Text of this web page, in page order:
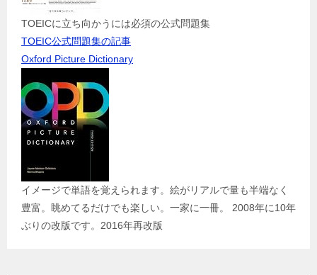
TOEICに立ち向かうには必須の公式問題集
TOEIC公式問題集の記事
Oxford Picture Dictionary
イメージで単語を覚えられます。絵がリアルで量も半端なく
豊富。眺めてるだけでも楽しい。一家に一冊。 2008年に10年
ぶりの改版です。2016年再改版